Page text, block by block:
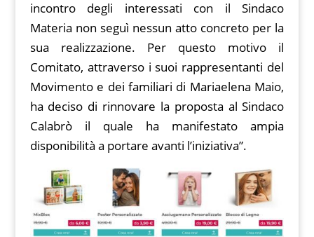
incontro degli interessati con il Sindaco
Materia non seguì nessun atto concreto per la
sua realizzazione. Per questo motivo il
Comitato, attraverso i suoi rappresentanti del
Movimento e dei familiari di Mariaelena Maio,
ha deciso di rinnovare la proposta al Sindaco
Calabrò il quale ha manifestato ampia
disponibilità a portare avanti l’iniziativa”.